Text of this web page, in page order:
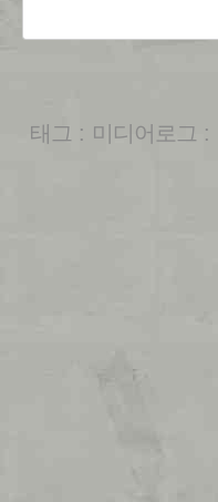
태그 : 미디어로그 :